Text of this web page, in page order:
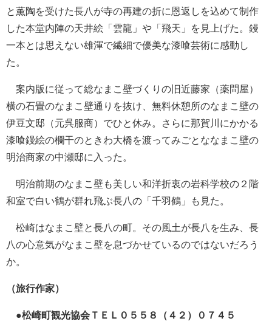
と薫陶を受けた長八が寺の再建の折に恩返しを込めて制作
した本堂内陣の天井絵「雲龍」や「飛天」を見上げた。鏝
一本とは思えない雄渾で繊細で優美な漆喰芸術に感動し
た。
案内版に従って総なまこ壁づくりの旧近藤家（薬問屋）
横の石畳のなまこ壁通りを抜け、無料休憩所のなまこ壁の
伊豆文邸（元呉服商）でひと休み。さらに那賀川にかかる
漆喰鏝絵の欄干のときわ大橋を渡ってみごとななまこ壁の
明治商家の中瀬邸に入った。
明治前期のなまこ壁も美しい和洋折衷の岩科学校の２階
和室で白い鶴が群れ飛ぶ長八の「千羽鶴」も見た。
松崎はなまこ壁と長八の町。その風土が長八を生み、長
八の心意気がなまこ壁を息づかせているのではないだろう
か。
（旅行作家）
●松崎町観光協会ＴＥＬ０５５８（４２）０７４５